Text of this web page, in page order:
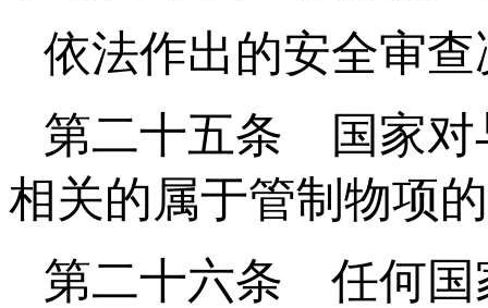
依法作出的安全审
第二十五条 国家对
相关的属于管制物项
第二十六条 任何国